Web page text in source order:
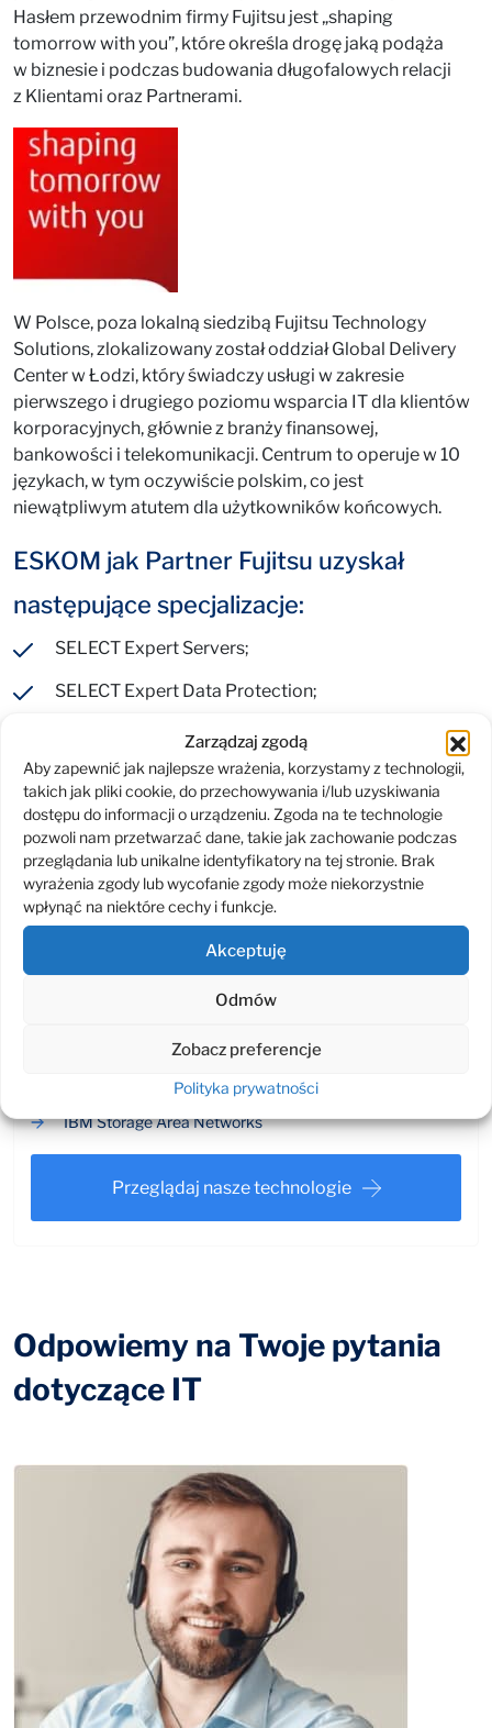
Zarządzaj zgodą
Aby zapewnić jak najlepsze wrażenia, korzystamy z technologii,
takich jak pliki cookie, do przechowywania i/lub uzyskiwania
dostępu do informacji o urządzeniu. Zgoda na te technologie
pozwoli nam przetwarzać dane, takie jak zachowanie podczas
przeglądania lub unikalne identyfikatory na tej stronie. Brak
wyrażenia zgody lub wycofanie zgody może niekorzystnie
wpłynąć na niektóre cechy i funkcje.
Akceptuję
Odmów
Zobacz preferencje
Polityka prywatności
Hasłem przewodnim firmy Fujitsu jest „shaping
tomorrow with you”, które określa drogę jaką podąża
w biznesie i podczas budowania długofalowych relacji
z Klientami oraz Partnerami.
W Polsce, poza lokalną siedzibą Fujitsu Technology
Solutions, zlokalizowany został oddział Global Delivery
Center w Łodzi, który świadczy usługi w zakresie
pierwszego i drugiego poziomu wsparcia IT dla klientów
korporacyjnych, głównie z branży finansowej,
bankowości i telekomunikacji. Centrum to operuje w 10
językach, w tym oczywiście polskim, co jest
niewątpliwym atutem dla użytkowników końcowych.
ESKOM jak Partner Fujitsu uzyskał
następujące specjalizacje:
SELECT Expert Servers;
SELECT Expert Data Protection;
SELECT Expert Data Management.
Pozwala nam to zaoferować naszym Klientom szerokie
portfolio rozwiązań data center, od serwerów PRIMERGY
i macierzy ETERNUS, poprzez rozwiązania zintegrowane
PRIMEFLEX, a na systemach wyspecjalizowanych
PRIMEQUEST czy Mainframe BS2000 kończąc.
Opracowano na podstawie materiałów udostępnionych
IBM Storage Area Networks
Przeglądaj nasze technologie
Odpowiemy na Twoje pytania
dotyczące IT